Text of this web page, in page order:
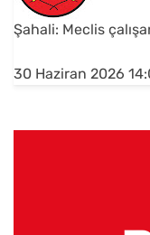
Şahali: Meclis
30 Haziran 2026